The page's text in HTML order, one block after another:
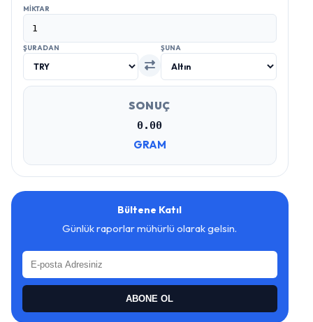
MIKTAR
ŞURADAN ŞUNA
SONUÇ
0.00
GRAM
Bültene Katıl
Günlük raporlar mühürlü olarak gelsin.
ABONE OL